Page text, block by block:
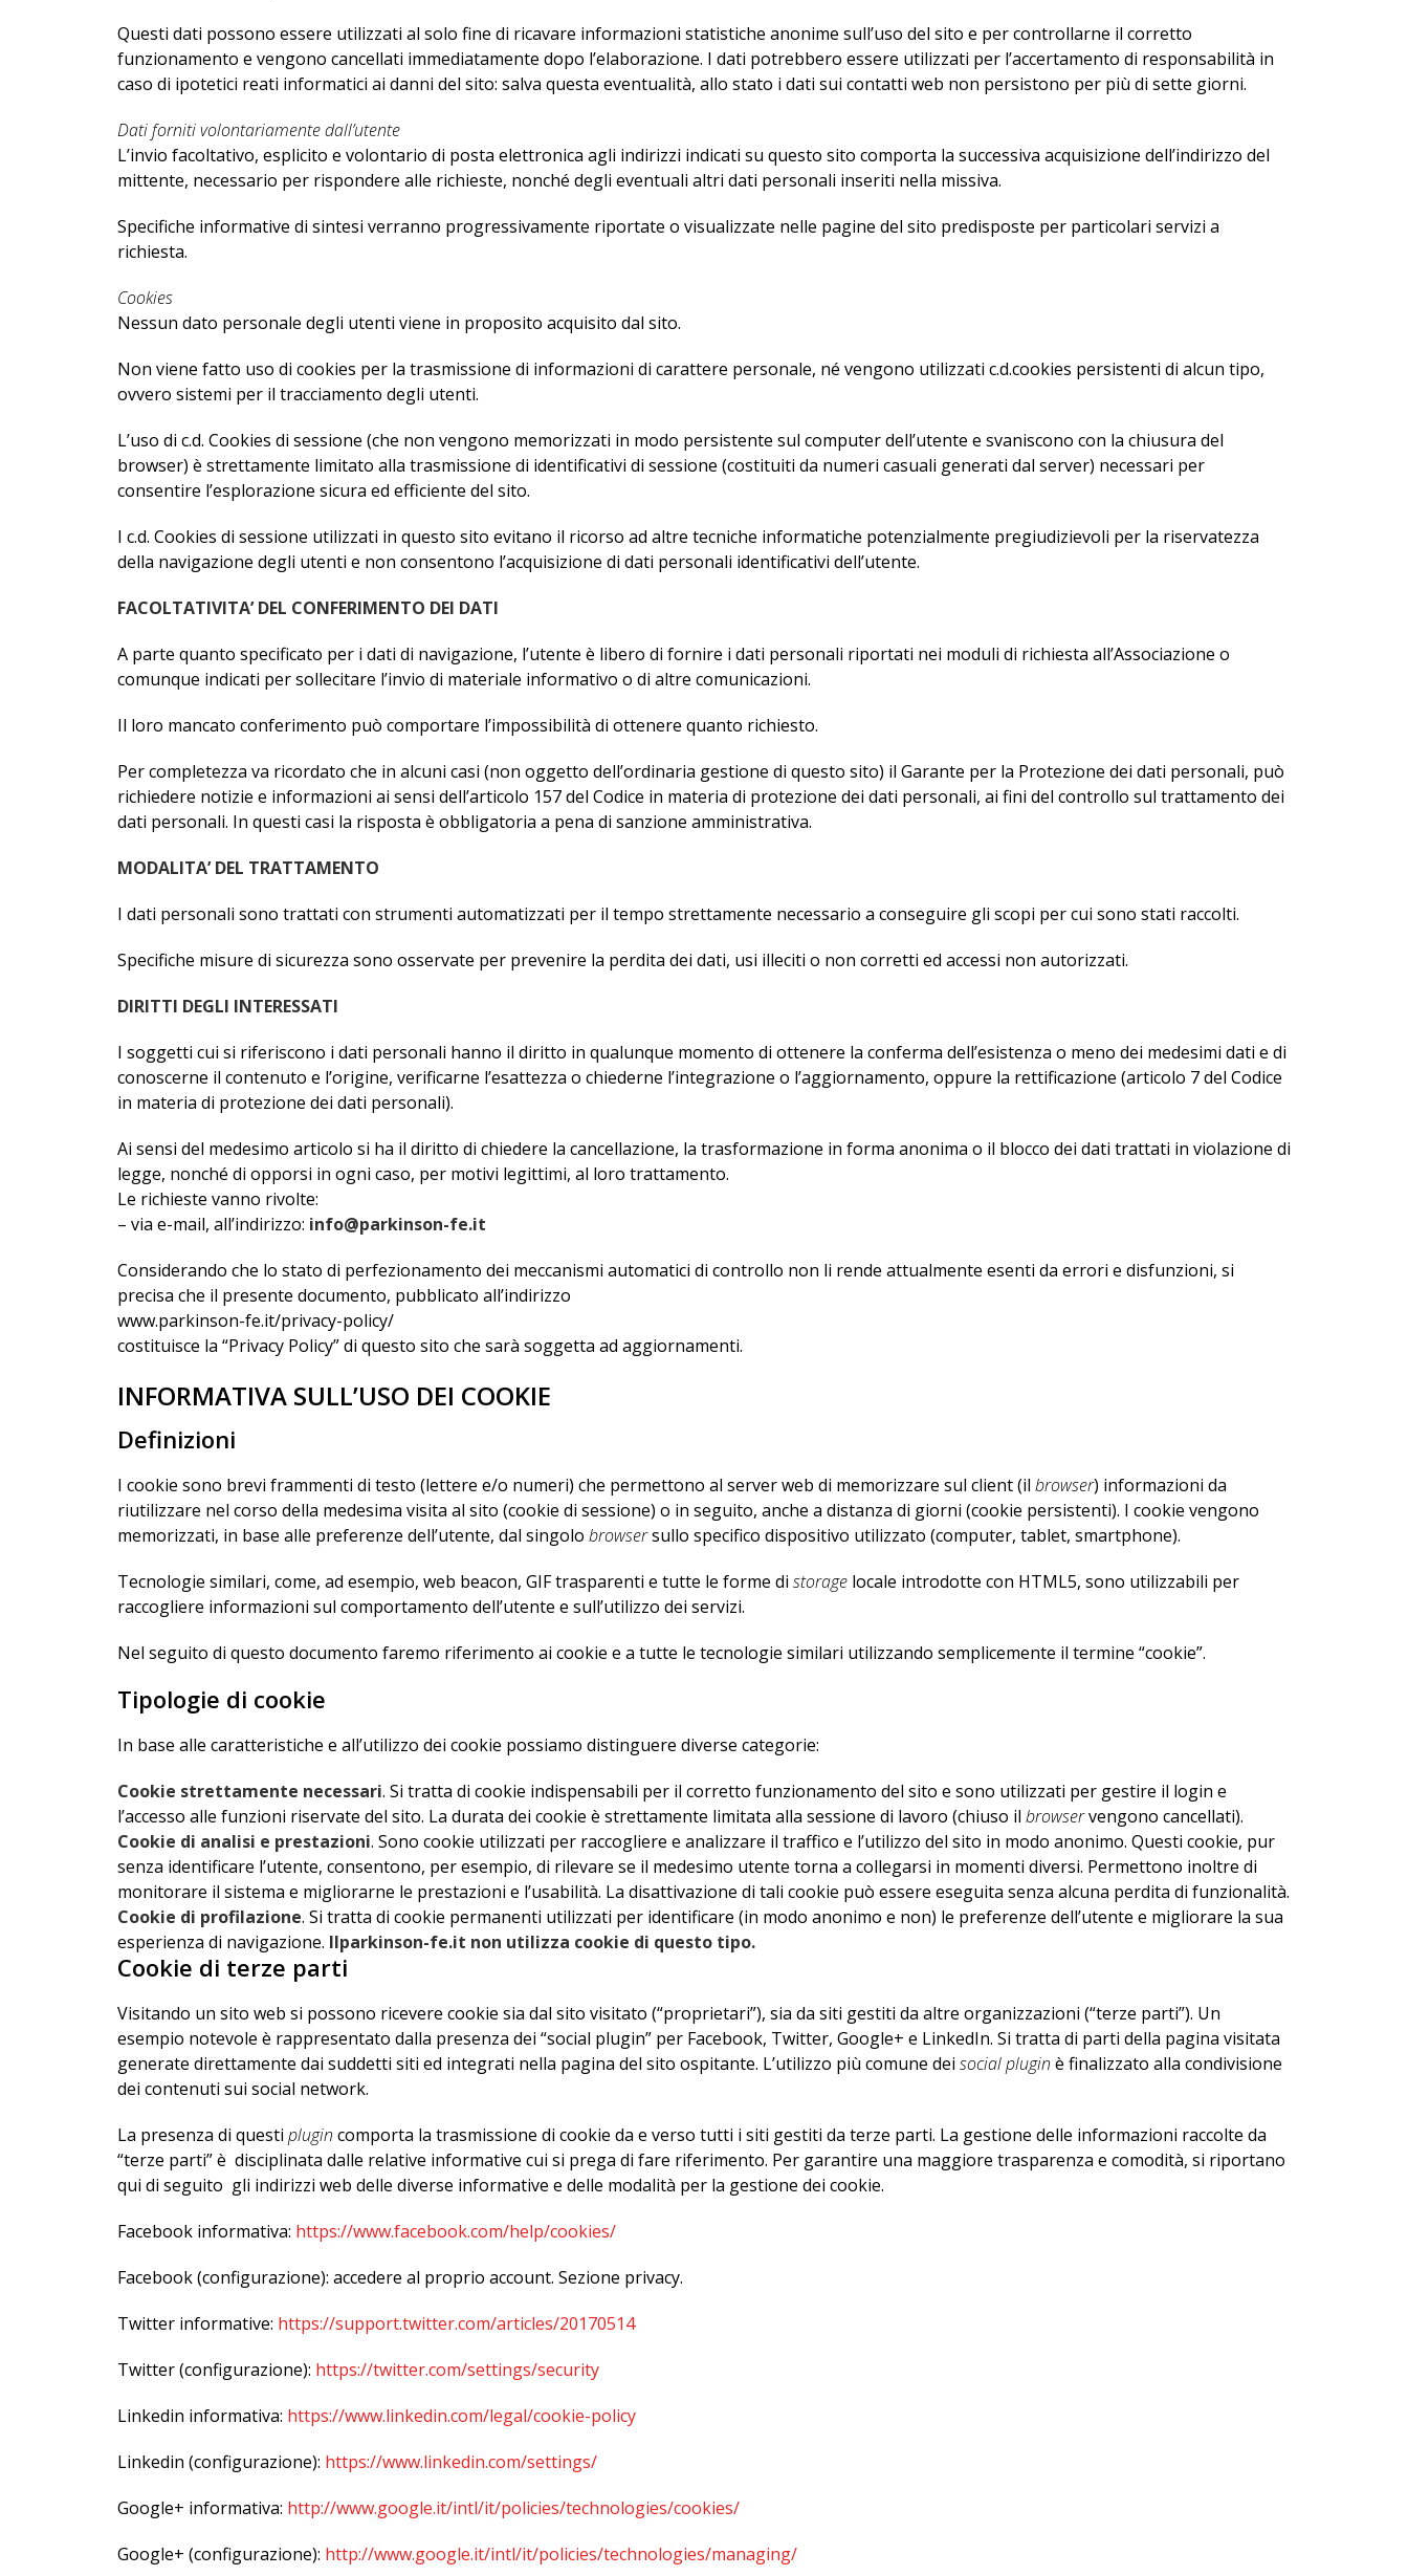
Questi dati possono essere utilizzati al solo fine di ricavare informazioni statistiche anonime sull’uso del sito e per controllarne il corretto
funzionamento e vengono cancellati immediatamente dopo l’elaborazione. I dati potrebbero essere utilizzati per l’accertamento di responsabilità in
caso di ipotetici reati informatici ai danni del sito: salva questa eventualità, allo stato i dati sui contatti web non persistono per più di sette giorni.
Dati forniti volontariamente dall’utente
L’invio facoltativo, esplicito e volontario di posta elettronica agli indirizzi indicati su questo sito comporta la successiva acquisizione dell’indirizzo del
mittente, necessario per rispondere alle richieste, nonché degli eventuali altri dati personali inseriti nella missiva.
Specifiche informative di sintesi verranno progressivamente riportate o visualizzate nelle pagine del sito predisposte per particolari servizi a
richiesta.
Cookies
Nessun dato personale degli utenti viene in proposito acquisito dal sito.
Non viene fatto uso di cookies per la trasmissione di informazioni di carattere personale, né vengono utilizzati c.d.cookies persistenti di alcun tipo,
ovvero sistemi per il tracciamento degli utenti.
L’uso di c.d. Cookies di sessione (che non vengono memorizzati in modo persistente sul computer dell’utente e svaniscono con la chiusura del
browser) è strettamente limitato alla trasmissione di identificativi di sessione (costituiti da numeri casuali generati dal server) necessari per
consentire l’esplorazione sicura ed efficiente del sito.
I c.d. Cookies di sessione utilizzati in questo sito evitano il ricorso ad altre tecniche informatiche potenzialmente pregiudizievoli per la riservatezza
della navigazione degli utenti e non consentono l’acquisizione di dati personali identificativi dell’utente.
FACOLTATIVITA’ DEL CONFERIMENTO DEI DATI
A parte quanto specificato per i dati di navigazione, l’utente è libero di fornire i dati personali riportati nei moduli di richiesta all’Associazione o
comunque indicati per sollecitare l’invio di materiale informativo o di altre comunicazioni.
Il loro mancato conferimento può comportare l’impossibilità di ottenere quanto richiesto.
Per completezza va ricordato che in alcuni casi (non oggetto dell’ordinaria gestione di questo sito) il Garante per la Protezione dei dati personali, può
richiedere notizie e informazioni ai sensi dell’articolo 157 del Codice in materia di protezione dei dati personali, ai fini del controllo sul trattamento dei
dati personali. In questi casi la risposta è obbligatoria a pena di sanzione amministrativa.
MODALITA’ DEL TRATTAMENTO
I dati personali sono trattati con strumenti automatizzati per il tempo strettamente necessario a conseguire gli scopi per cui sono stati raccolti.
Specifiche misure di sicurezza sono osservate per prevenire la perdita dei dati, usi illeciti o non corretti ed accessi non autorizzati.
DIRITTI DEGLI INTERESSATI
I soggetti cui si riferiscono i dati personali hanno il diritto in qualunque momento di ottenere la conferma dell’esistenza o meno dei medesimi dati e di
conoscerne il contenuto e l’origine, verificarne l’esattezza o chiederne l’integrazione o l’aggiornamento, oppure la rettificazione (articolo 7 del Codice
in materia di protezione dei dati personali).
Ai sensi del medesimo articolo si ha il diritto di chiedere la cancellazione, la trasformazione in forma anonima o il blocco dei dati trattati in violazione di
legge, nonché di opporsi in ogni caso, per motivi legittimi, al loro trattamento.
Le richieste vanno rivolte:
– via e-mail, all’indirizzo: info@parkinson-fe.it
Considerando che lo stato di perfezionamento dei meccanismi automatici di controllo non li rende attualmente esenti da errori e disfunzioni, si
precisa che il presente documento, pubblicato all’indirizzo
www.parkinson-fe.it/privacy-policy/
costituisce la “Privacy Policy” di questo sito che sarà soggetta ad aggiornamenti.
INFORMATIVA SULL’USO DEI COOKIE
Definizioni
I cookie sono brevi frammenti di testo (lettere e/o numeri) che permettono al server web di memorizzare sul client (il browser) informazioni da
riutilizzare nel corso della medesima visita al sito (cookie di sessione) o in seguito, anche a distanza di giorni (cookie persistenti). I cookie vengono
memorizzati, in base alle preferenze dell’utente, dal singolo browsersullo specifico dispositivo utilizzato (computer, tablet, smartphone).
Tecnologie similari, come, ad esempio, web beacon, GIF trasparenti e tutte le forme di storage locale introdotte con HTML5, sono utilizzabili per
raccogliere informazioni sul comportamento dell’utente e sull’utilizzo dei servizi.
Nel seguito di questo documento faremo riferimento ai cookie e a tutte le tecnologie similari utilizzando semplicemente il termine “cookie”.
Tipologie di cookie
In base alle caratteristiche e all’utilizzo dei cookie possiamo distinguere diverse categorie:
Cookie strettamente necessari. Si tratta di cookie indispensabili per il corretto funzionamento del sito e sono utilizzati per gestire il login e
l’accesso alle funzioni riservate del sito. La durata dei cookie è strettamente limitata alla sessione di lavoro (chiuso il browservengono cancellati).
Cookie di analisi e prestazioni. Sono cookie utilizzati per raccogliere e analizzare il traffico e l’utilizzo del sito in modo anonimo. Questi cookie, pur
senza identificare l’utente, consentono, per esempio, di rilevare se il medesimo utente torna a collegarsi in momenti diversi. Permettono inoltre di
monitorare il sistema e migliorarne le prestazioni e l’usabilità. La disattivazione di tali cookie può essere eseguita senza alcuna perdita di funzionalità.
Cookie di profilazione. Si tratta di cookie permanenti utilizzati per identificare (in modo anonimo e non) le preferenze dell’utente e migliorare la sua
esperienza di navigazione. Ilparkinson-fe.it non utilizza cookie di questo tipo.
Cookie di terze parti
Visitando un sito web si possono ricevere cookie sia dal sito visitato (“proprietari”), sia da siti gestiti da altre organizzazioni (“terze parti”). Un
esempio notevole è rappresentato dalla presenza dei “social plugin” per Facebook, Twitter, Google+ e LinkedIn. Si tratta di parti della pagina visitata
generate direttamente dai suddetti siti ed integrati nella pagina del sito ospitante. L’utilizzo più comune dei social plugin è finalizzato alla condivisione
dei contenuti sui social network.
La presenza di questi plugin comporta la trasmissione di cookie da e verso tutti i siti gestiti da terze parti. La gestione delle informazioni raccolte da
“terze parti” è disciplinata dalle relative informative cui si prega di fare riferimento. Per garantire una maggiore trasparenza e comodità, si riportano
qui di seguito gli indirizzi web delle diverse informative e delle modalità per la gestione dei cookie.
Facebook informativa: https://www.facebook.com/help/cookies/
Facebook (configurazione): accedere al proprio account. Sezione privacy.
Twitter informative: https://support.twitter.com/articles/20170514
Twitter (configurazione): https://twitter.com/settings/security
Linkedin informativa: https://www.linkedin.com/legal/cookie-policy
Linkedin (configurazione): https://www.linkedin.com/settings/
Google+ informativa: http://www.google.it/intl/it/policies/technologies/cookies/
Google+ (configurazione): http://www.google.it/intl/it/policies/technologies/managing/